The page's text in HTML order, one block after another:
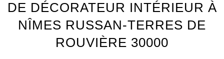
DE DÉCORATEUR INTÉRIEUR À
NÎMES RUSSAN-TERRES DE
ROUVIÈRE 30000